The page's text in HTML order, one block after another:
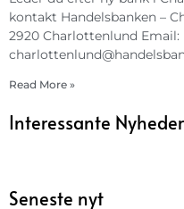
kontakt Handelsbanken –
2920 Charlottenlund Email:
Read More »
Interessante Nyheder
Seneste nyt